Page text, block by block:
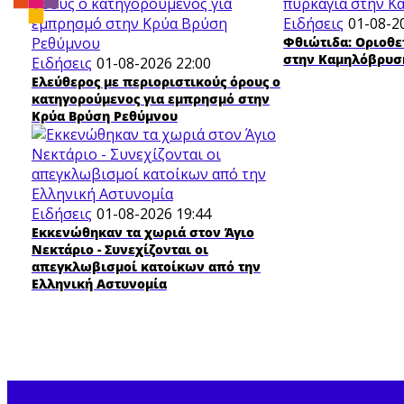
Ειδήσεις 01-08-2026 22:00
Ελεύθερος με περιοριστικούς όρους ο
κατηγορούμενος για εμπρησμό στην
Κρύα Βρύση Ρεθύμνου
Ειδήσεις 01-08-
Φθιώτιδα:
στην
Ειδήσεις 01-08-2026 19:44
Εκκενώθηκαν τα χωριά στον Άγιο
Νεκτάριο - Συνεχίζονται οι
απεγκλωβισμοί κατοίκων από την
Ελληνική Αστυνομία